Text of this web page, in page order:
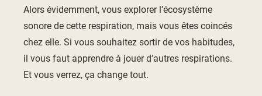
Alors évidemment, vous explorer l’écosystème
sonore de cette respiration, mais vous êtes coincés
chez elle. Si vous souhaitez sortir de vos habitudes,
il vous faut apprendre à jouer d’autres respirations.
Et vous verrez, ça change tout.